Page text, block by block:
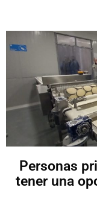
Personas
tener una